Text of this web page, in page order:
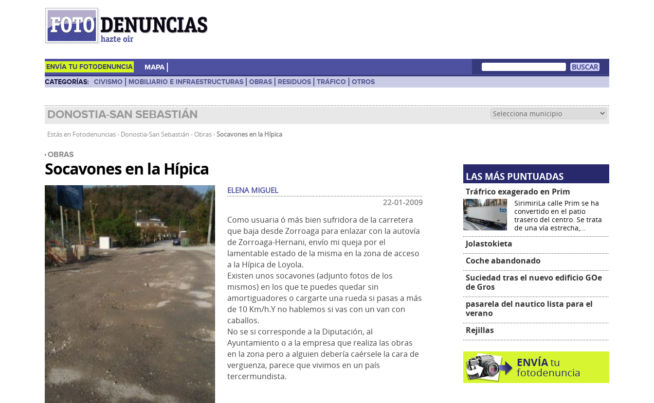
ENVÍA TU FOTODENUNCIA MAPA
CATEGORÍAS: CIVISMO MOBILIARIO E INFRAESTRUCTURAS OBRAS RESIDUOS TRÁFICO OTROS
DONOSTIA-SAN SEBASTIÁN
Estás en Fotodenuncias- Donostia-San Sebastián - Obras-Socavones en la Hípica
OBRAS
Socavones en la Hípica
ELENA MIGUEL
22-01-2009
Como usuaria ó más bien sufridora de la carretera
que baja desde Zorroaga para enlazar con la autovía
de Zorroaga-Hernani, envío mi queja por el
lamentable estado de la misma en la zona de acceso
a la Hípica de Loyola.
Existen unos socavones (adjunto fotos de los
mismos) en los que te puedes quedar sin
amortiguadores o cargarte una rueda si pasas a más
de 10 Km/h.Y no hablemos si vas con un van con
caballos.
No se si corresponde a la Diputación, al
Ayuntamiento o a la empresa que realiza las obras
en la zona pero a alguien debería caérsele la cara de
verguenza, parece que vivimos en un país
tercermundista.
LAS MÁS PUNTUADAS
Tráfrico exagerado en Prim
SirimiriLa calle Prim se ha
convertido en el patio
trasero del centro. Se trata
de una vía estrecha,...
Jolastokieta
Coche abandonado
Suciedad tras el nuevo edificio GOe
de Gros
pasarela del nautico lista para el
verano
Rejillas
ENVÍAtu
fotodenuncia